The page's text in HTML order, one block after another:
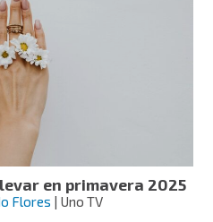
en primavera 2025
Flores | Uno TV